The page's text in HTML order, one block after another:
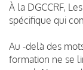
À la DGCCRF,
spécifique qui
Au -delà des
formation ne se